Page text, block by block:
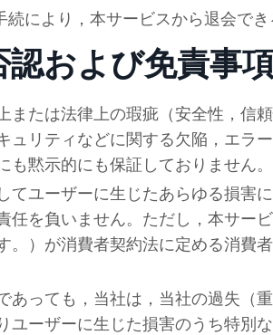
により，本サービスから退会でき
および免責事項
または法律上の瑕疵（安全性，信
ュリティなどに関する欠陥，エラ
黙示的にも保証しておりません。
てユーザーに生じたあらゆる損害
任を負いません。ただし，本サー
。）が消費者契約法に定める消費
あっても，当社は，当社の過失（
ユーザーに生じた損害のうち特別